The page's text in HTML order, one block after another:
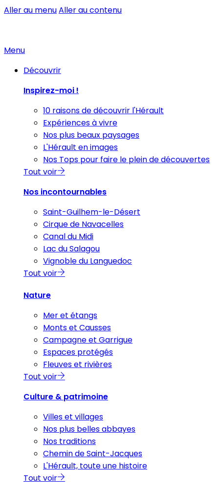
Aller au menuAller au contenu
Menu
Découvrir
Inspirez-moi !
10 raisons de découvrir l'Hérault
Expériences à vivre
Nos plus beaux paysages
L'Hérault en images
Nos Tops pour faire le plein de découvertes
Tout voir
Nos incontournables
Saint-Guilhem-le-Désert
Cirque de Navacelles
Canal du Midi
Lac du Salagou
Vignoble du Languedoc
Tout voir
Nature
Mer et étangs
Monts et Causses
Campagne et Garrigue
Espaces protégés
Fleuves et rivières
Tout voir
Culture & patrimoine
Villes et villages
Nos plus belles abbayes
Nos traditions
Chemin de Saint-Jacques
L'Hérault, toute une histoire
Tout voir